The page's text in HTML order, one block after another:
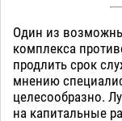
Один из
комплекса
продлить срок
мнению
целесообразно.
на капитальные